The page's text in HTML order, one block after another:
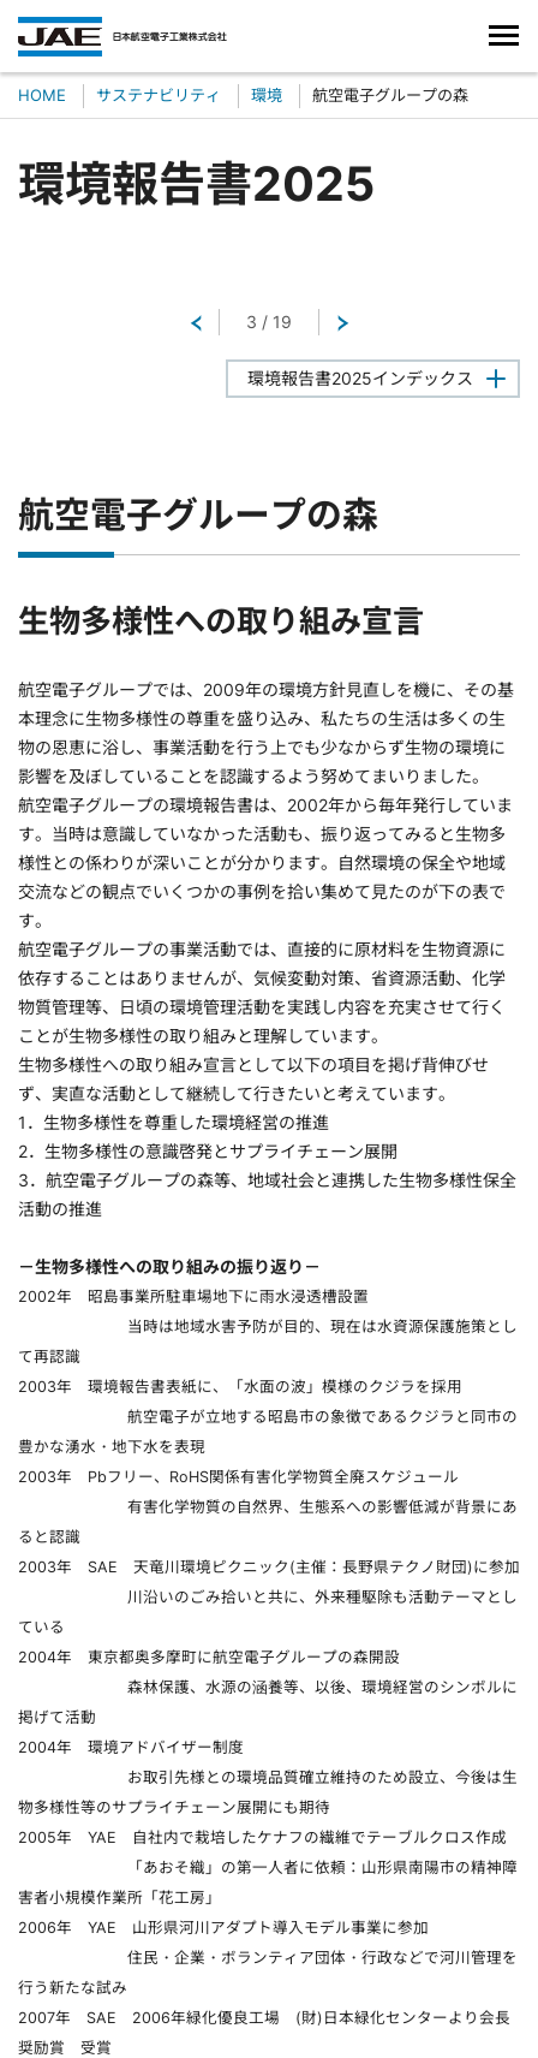
HOME サステナビリティ 環境 航空電子グループの森
環境報告書2025
戻る3 / 19
環境報告書2025インデックス
航空電子グループの森
生物多様性への取り組み宣言
航空電子グループでは、2009年の環境方針見直しを機に、その基
本理念に生物多様性の尊重を盛り込み、私たちの生活は多くの生
物の恩恵に浴し、事業活動を行う上でも少なからず生物の環境に
影響を及ぼしていることを認識するよう努めてまいりました。
航空電子グループの環境報告書は、2002年から毎年発行していま
す。当時は意識していなかった活動も、振り返ってみると生物多
様性との係わりが深いことが分かります。自然環境の保全や地域
交流などの観点でいくつかの事例を拾い集めて見たのが下の表で
す。
航空電子グループの事業活動では、直接的に原材料を生物資源に
依存することはありませんが、気候変動対策、省資源活動、化学
物質管理等、日頃の環境管理活動を実践し内容を充実させて行く
ことが生物多様性の取り組みと理解しています。
生物多様性への取り組み宣言として以下の項目を掲げ背伸びせ
ず、実直な活動として継続して行きたいと考えています。
1．生物多様性を尊重した環境経営の推進
2．生物多様性の意識啓発とサプライチェーン展開
3．航空電子グループの森等、地域社会と連携した生物多様性保全
活動の推進
－生物多様性への取り組みの振り返り－
2002年 昭島事業所駐車場地下に雨水浸透槽設置
当時は地域水害予防が目的、現在は水資源保護施策とし
て再認識
2003年 環境報告書表紙に、「水面の波」模様のクジラを採用
航空電子が立地する昭島市の象徴であるクジラと同市の
豊かな湧水・地下水を表現
2003年 Pbフリー、RoHS関係有害化学物質全廃スケジュール
有害化学物質の自然界、生態系への影響低減が背景にあ
ると認識
2003年 SAE 天竜川環境ピクニック(主催：長野県テクノ財団)に参加
川沿いのごみ拾いと共に、外来種駆除も活動テーマとし
ている
2004年 東京都奥多摩町に航空電子グループの森開設
森林保護、水源の涵養等、以後、環境経営のシンボルに
掲げて活動
2004年 環境アドバイザー制度
お取引先様との環境品質確立維持のため設立、今後は生
物多様性等のサプライチェーン展開にも期待
2005年 YAE 自社内で栽培したケナフの繊維でテーブルクロス作成
「あおそ織」の第一人者に依頼：山形県南陽市の精神障
害者小規模作業所「花工房」
2006年 YAE 山形県河川アダプト導入モデル事業に参加
住民・企業・ボランティア団体・行政などで河川管理を
行う新たな試み
2007年 SAE 2006年緑化優良工場 (財)日本緑化センターより会長
奨励賞 受賞